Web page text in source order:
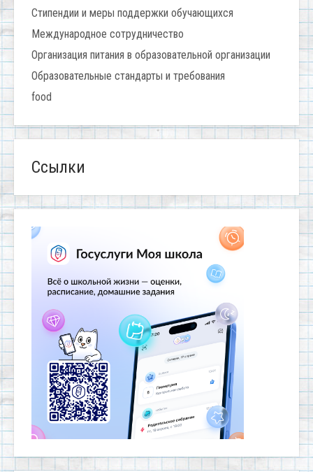
Стипендии и меры поддержки обучающихся
Международное сотрудничество
Организация питания в образовательной организации
Образовательные стандарты и требования
food
Ссылки